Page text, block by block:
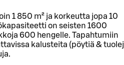
1 850 m² ja korkeutta jopa 10
on seisten 1600
600 hengelle. Tapahtumiin
kalusteita (pöytiä &